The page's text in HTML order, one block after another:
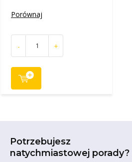
Porównaj
- +
Potrzebujesz
natychmiastowej porady?